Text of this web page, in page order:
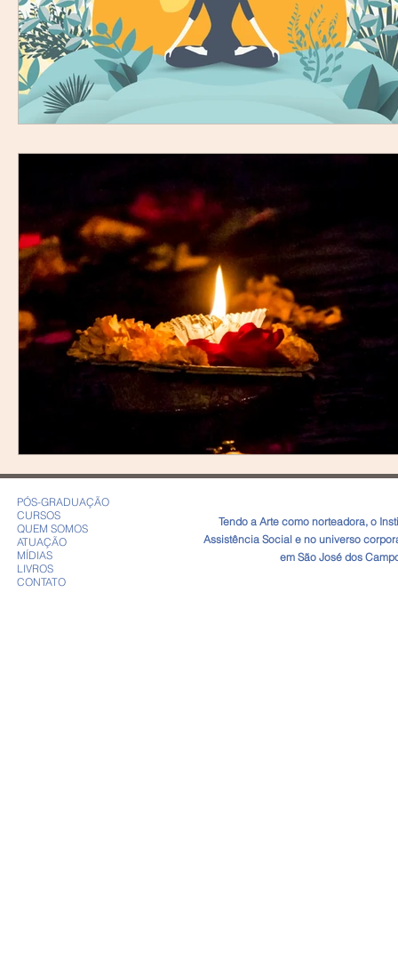
PÓS-GRADUAÇÃO
CURSOS
QUEM SOMOS
ATUAÇÃO
MÍDIAS
LIVROS
CONTATO
​Tendo a Arte como norteadora, o
Assistência Social e no universo
em São José dos